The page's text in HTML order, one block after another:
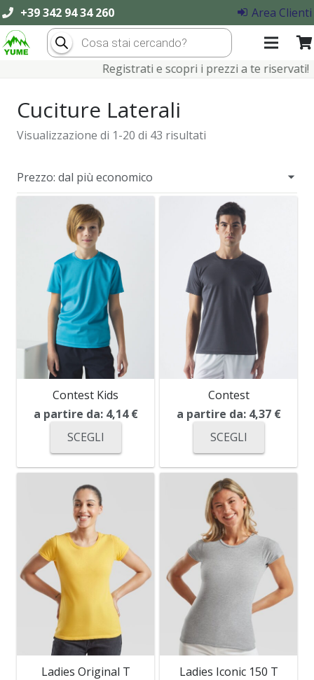
+39 342 94 34 260
Area Clienti
Products
search
Registrati e scopri i prezzi a te riservati!
Cuciture Laterali
Visualizzazione di 1-20 di 43 risultati
Contest Kids
a partire da: 4,14€
SCEGLI
Contest
a partire da: 4,37 €
SCEGLI
Ladies Original T
Ladies Iconic 150 T